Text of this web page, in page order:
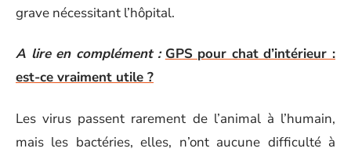
grave nécessitant l’hôpital.
A lire en complément : GPS pour chat d’intérieur :
est-ce vraiment utile ?
Les virus passent rarement de l’animal à l’humain,
mais les bactéries, elles, n’ont aucune difficulté à